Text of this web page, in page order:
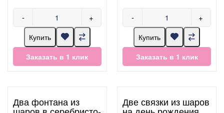
- +
Купить
Заказать в 1 клик
- +
Купить
Заказать в 1 клик
Два фонтана из Две связки из шаров